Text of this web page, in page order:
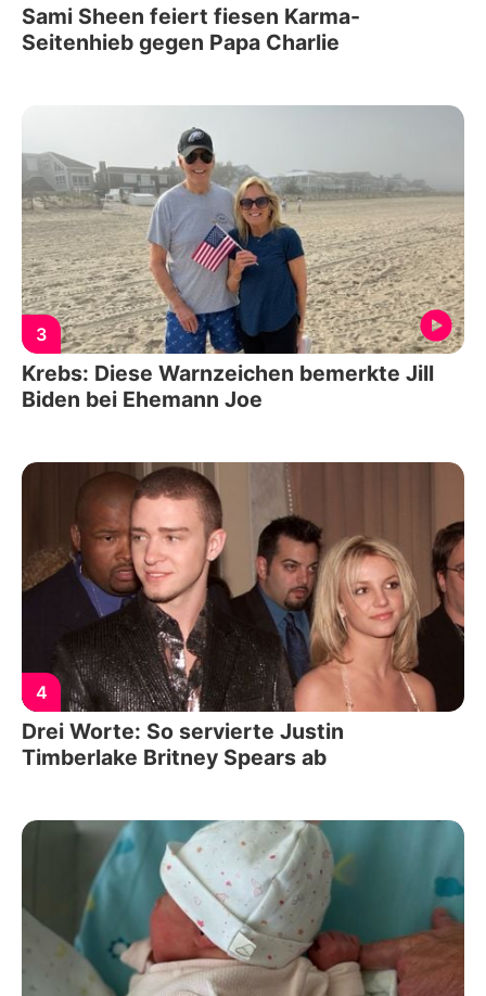
Sami Sheen feiert fiesen Karma-
Seitenhieb gegen Papa Charlie
3
Krebs: Diese Warnzeichen bemerkte Jill
Biden bei Ehemann Joe
4
Drei Worte: So servierte Justin
Timberlake Britney Spears ab